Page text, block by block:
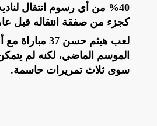
40% من أي رسوم انتقال
كجزء من صفقة انتقاله قبل
لعب هيثم حسن 37
الموسم الماضي، لكنه لم
سوى ثلاث تمريرات حاسمة.